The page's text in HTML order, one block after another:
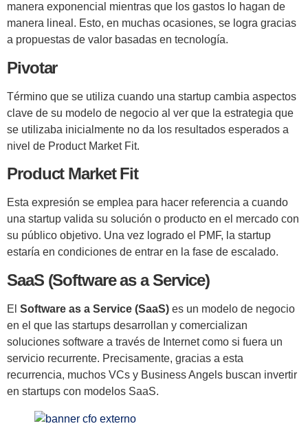
manera exponencial mientras que los gastos lo hagan de
manera lineal. Esto, en muchas ocasiones, se logra gracias
a propuestas de valor basadas en tecnología.
Pivotar
Término que se utiliza cuando una startup cambia aspectos
clave de su modelo de negocio al ver que la estrategia que
se utilizaba inicialmente no da los resultados esperados a
nivel de Product Market Fit.
Product Market Fit
Esta expresión se emplea para hacer referencia a cuando
una startup valida su solución o producto en el mercado con
su público objetivo. Una vez logrado el PMF, la startup
estaría en condiciones de entrar en la fase de escalado.
SaaS (Software as a Service)
El Software as a Service (SaaS) es un modelo de negocio
en el que las startups desarrollan y comercializan
soluciones software a través de Internet como si fuera un
servicio recurrente. Precisamente, gracias a esta
recurrencia, muchos VCs y Business Angels buscan invertir
en startups con modelos SaaS.